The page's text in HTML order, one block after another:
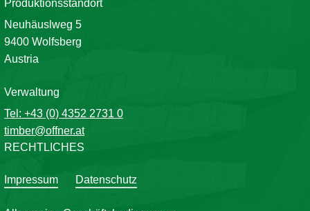
Südwest- und Südoststeiermark
Eduard Gut
Slowenien
Ing. Gottfried Cuderman
Tel: +43 664 8241544
Produktionsstandort
Neuhäuslweg 5
9400 Wolfsberg
Austria
Verwaltung
Tel: +43 (0) 4352 2731 0
timber@offner.at
RECHTLICHES
Impressum Datenschutz